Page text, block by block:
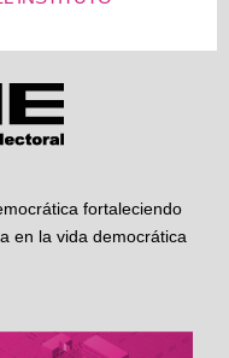
fortaleciendo
en la vida democrática